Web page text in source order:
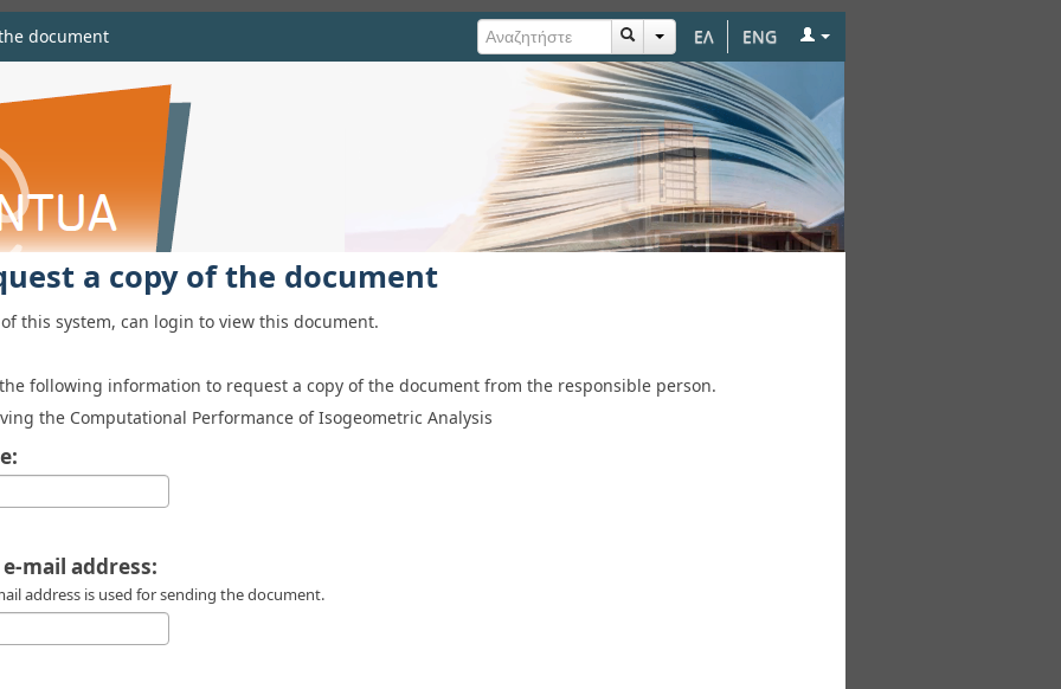
ΕΛ ENG
document
document
a copy of the document
this system, can login to view this document.
following information to request a copy of the document from the responsible person.
the Computational Performance of Isogeometric Analysis
mail address:
address is used for sending the document.